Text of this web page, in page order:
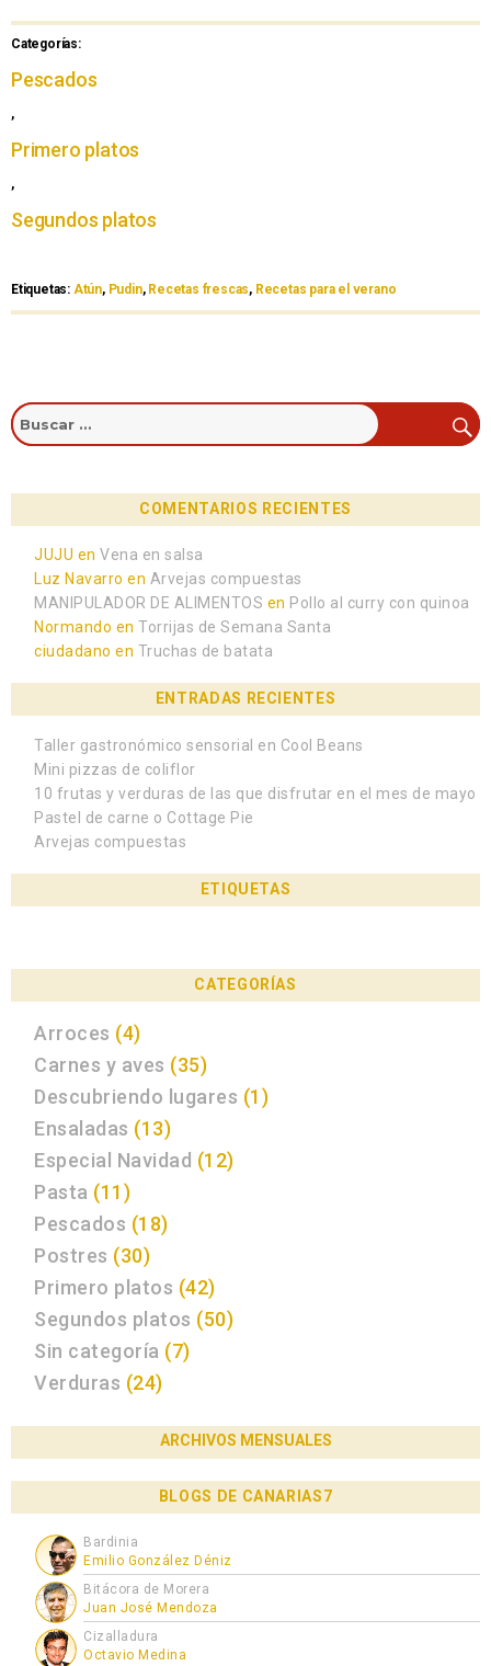
Categorías:
Pescados
,
Primero platos
,
Segundos platos
Etiquetas: Atún, Pudin, Recetas frescas, Recetas para el verano
COMENTARIOS RECIENTES
JUJU enVena en salsa
Luz Navarro en Arvejas compuestas
MANIPULADOR DE ALIMENTOS en Pollo al curry con quinoa
Normando enTorrijas de Semana Santa
ciudadano en Truchas de batata
ENTRADAS RECIENTES
Taller gastronómico sensorial en Cool Beans
Mini pizzas de coliflor
10 frutas y verduras de las que disfrutar en el mes de mayo
Pastel de carne o Cottage Pie
Arvejas compuestas
ETIQUETAS
CATEGORÍAS
Arroces (4)
Carnes y aves (35)
Descubriendo lugares (1)
Ensaladas (13)
Especial Navidad (12)
Pasta (11)
Pescados (18)
Postres (30)
Primero platos (42)
Segundos platos (50)
Sin categoría (7)
Verduras (24)
ARCHIVOS MENSUALES
BLOGS DE CANARIAS7
Bardinia
Emilio González Déniz
Bitácora de Morera
Juan José Mendoza
Cizalladura
Octavio Medina